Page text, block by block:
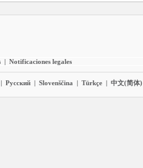
| Notificaciones legales
| Pyccĸий | Slovenščina | Türkçe | 中文(简体)